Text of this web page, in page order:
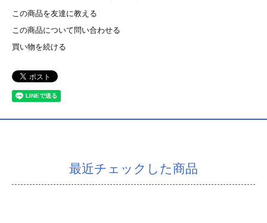
この商品を友達に教える
この商品について問い合わせる
買い物を続ける
最近チェックした商品